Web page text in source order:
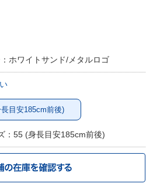
ホワイトサンド/メタルロゴ
目安185cm前後)
：55 (身長目安185cm前後)